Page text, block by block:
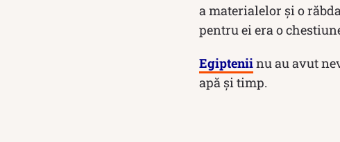
a materialelor și o
pentru ei era o
Egipteniinu au avut
apă și timp.